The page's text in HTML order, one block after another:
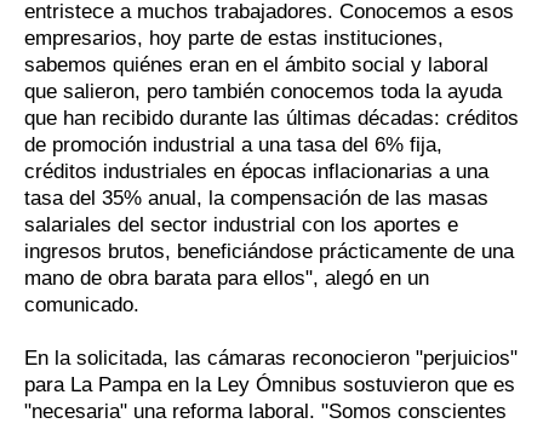
entristece a muchos trabajadores. Conocemos a esos
empresarios, hoy parte de estas instituciones,
sabemos quiénes eran en el ámbito social y laboral
que salieron, pero también conocemos toda la ayuda
que han recibido durante las últimas décadas: créditos
de promoción industrial a una tasa del 6% fija,
créditos industriales en épocas inflacionarias a una
tasa del 35% anual, la compensación de las masas
salariales del sector industrial con los aportes e
ingresos brutos, beneficiándose prácticamente de una
mano de obra barata para ellos", alegó en un
comunicado.
En la solicitada, las cámaras reconocieron "perjuicios"
para La Pampa en la Ley Ómnibus sostuvieron que es
"necesaria" una reforma laboral. "Somos conscientes